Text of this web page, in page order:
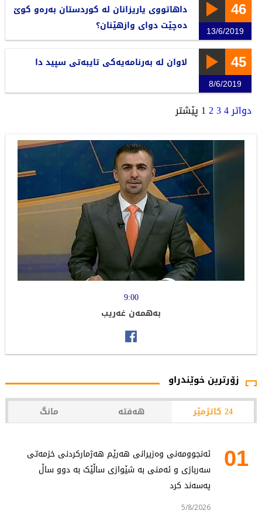
9:00
بەهمەن غەریب
46
13/6/2019
داهاتووی یاریزانان لە كوردستان بەرەو كوێ‌
دەچێت دوای وازهێنان؟
45
8/6/2019
لاوان لە بەرنامەیەكی تایبەتی سپید دا
دواتر 1 234 پێشتر
زۆرترین خوێندراو
24 کاتژمێر هەفتە مانگ
01
ئەنجوومەنی وەزیرانی هەرێم هەژمارکردنی خزمەتی
سەربازی و ئەمنی بە شێوازی ساڵێک بە دوو ساڵ
پەسەند کرد
5/8/2026